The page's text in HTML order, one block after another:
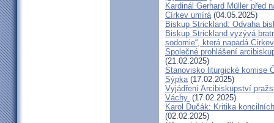
Kardinál Gerhard Müller před
Církev umírá(04.05.2025)
Biskup Strickland: Odvaha
Biskup Strickland vyzývá
sodomie“, která napadá Církev
Společné prohlášení
(21.02.2025)
Stanovisko liturgické komise
Sýpka(17.02.2025)
Vyjádření Arcibiskupství
Váchy. (17.02.2025)
Karol Dučák: Kritika
(02.02.2025)